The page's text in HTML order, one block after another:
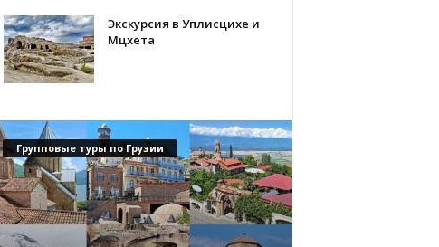
Экскурсия в Уплисцихе и
Мцхета
Групповые туры по Грузии